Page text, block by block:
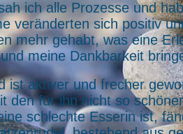
ich alle Prozesse und
veränderten sich positiv
mehr gehabt, was eine
meine Dankbarkeit
ist aktiver und frecher
den für ihn nicht so
schlechte Esserin ist,